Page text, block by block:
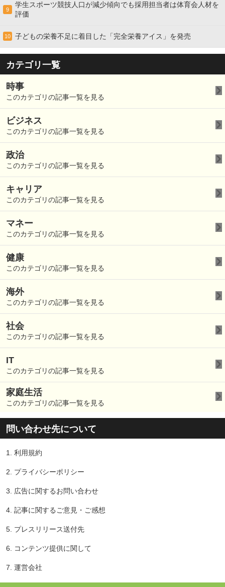
9
学生スポーツ競技人口が減少傾向でも採用担当者は体育会人材を
評価
10 子どもの栄養不足に着目した「完全栄養アイス」を発売
カテゴリ一覧
時事
このカテゴリの記事一覧を見る
ビジネス
このカテゴリの記事一覧を見る
政治
このカテゴリの記事一覧を見る
キャリア
このカテゴリの記事一覧を見る
マネー
このカテゴリの記事一覧を見る
健康
このカテゴリの記事一覧を見る
海外
このカテゴリの記事一覧を見る
社会
このカテゴリの記事一覧を見る
IT
このカテゴリの記事一覧を見る
家庭生活
このカテゴリの記事一覧を見る
問い合わせ先について
1. 利用規約
2. プライバシーポリシー
3. 広告に関するお問い合わせ
4. 記事に関するご意見・ご感想
5. プレスリリース送付先
6. コンテンツ提供に関して
7. 運営会社